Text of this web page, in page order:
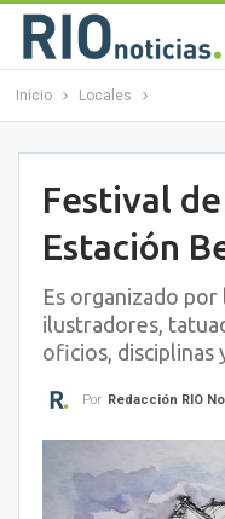
Inicio Locales
Festival
Estación
Es organizado por
ilustradores,
oficios, disciplinas
Por Redacción RIO